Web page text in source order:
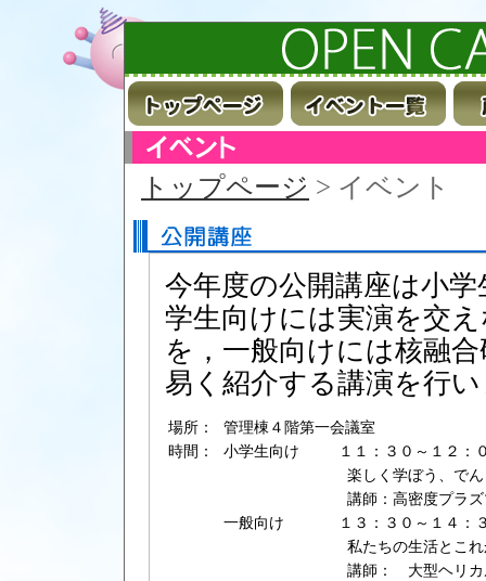
トップページ > イベント
今年度の公開講座は小
学生向けには実演を交
を，一般向けには核融
易く紹介する講演を行
場所：
管理棟４階第一会議室
時間：
小学生向け
１１：３０～１２：
楽しく学ぼう、で
講師：高密度プラ
一般向け
１３：３０～１４：
私たちの生活とこ
講師： 大型ヘリカ